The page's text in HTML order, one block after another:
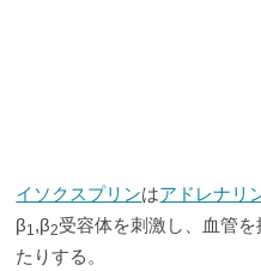
イソクスプリンはアドレナリ
β1,β2受容体を刺激し、血管
たりする。